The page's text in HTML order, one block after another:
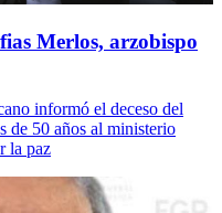
Merlos, arzobispo
informó el deceso del
de 50 años al ministerio
la paz